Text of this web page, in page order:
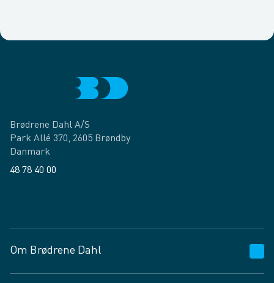
Brødrene Dahl A/S
Park Allé 370, 2605 Brøndby
Danmark
48 78 40 00
Om Brødrene Dahl